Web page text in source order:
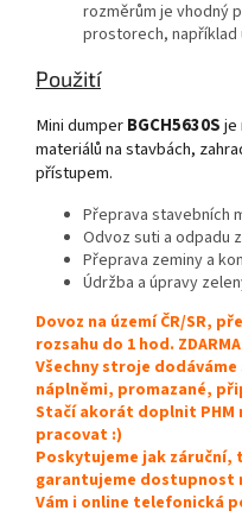
rozměrům je vhodný
prostorech, například
Použití
Mini dumperBGCH5630Sje
materiálů na stavbách,
přístupem.
Přeprava stavebních
Odvoz suti a odpadu
Přeprava zeminy a
Údržba a úpravy
Dovoz na území ČR/SR,
rozsahu do 1 hod.
Všechny stroje
náplněmi, promazané,
Stačí akorát doplnit
pracovat :)
Poskytujeme jak záruční,
garantujeme dostupnost
Vám i online telefonická